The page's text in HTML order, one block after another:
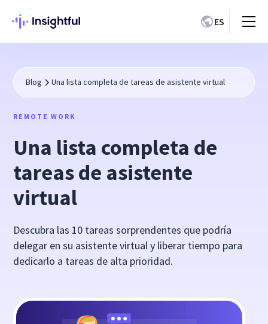
ES
Blog Una lista completa de tareas de asistente virtual
REMOTE WORK
Una lista completa de
tareas de asistente
virtual
Descubra las 10 tareas sorprendentes que podría
delegar en su asistente virtual y liberar tiempo para
dedicarlo a tareas de alta prioridad.